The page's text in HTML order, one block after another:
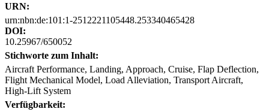
URN:
urn:nbn:de:101:1-2512221105448.253340465428
DOI:
10.25967/650052
Stichworte zum Inhalt:
Aircraft Performance, Landing, Approach, Cruise, Flap Deflection,
Flight Mechanical Model, Load Alleviation, Transport Aircraft,
High-Lift System
Verfügbarkeit: